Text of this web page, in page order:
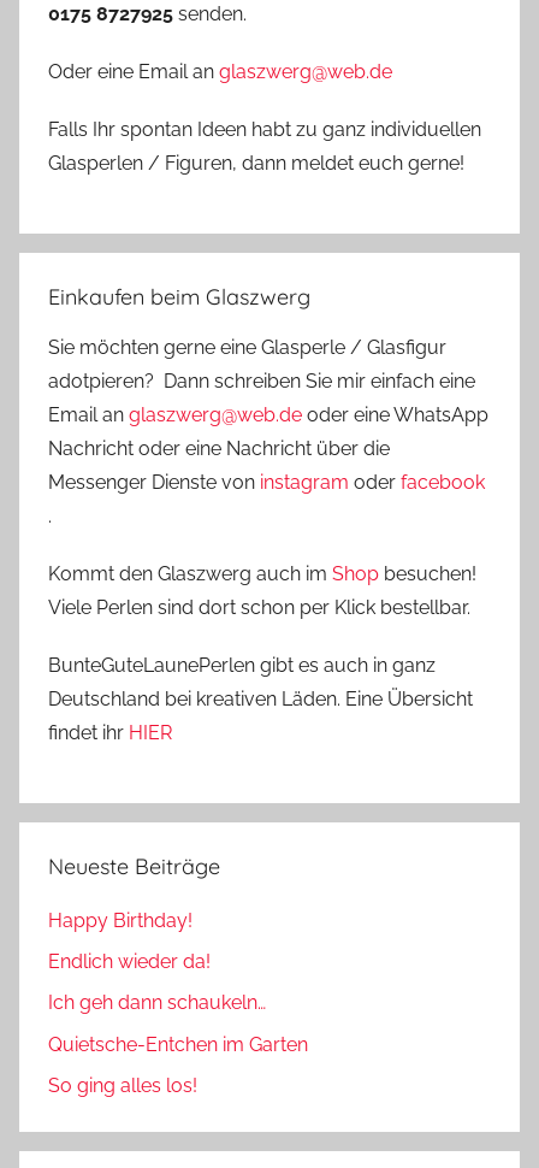
0175 8727925 senden.
Oder eine Email an glaszwerg@web.de
Falls Ihr spontan Ideen habt zu ganz individuellen
Glasperlen / Figuren, dann meldet euch gerne!
Einkaufen beim Glaszwerg
Sie möchten gerne eine Glasperle / Glasfigur
adotpieren? Dann schreiben Sie mir einfach eine
Email an glaszwerg@web.de oder eine WhatsApp
Nachricht oder eine Nachricht über die
Messenger Dienste von instagram oder facebook
.
Kommt den Glaszwerg auch im Shop besuchen!
Viele Perlen sind dort schon per Klick bestellbar.
BunteGuteLaunePerlen gibt es auch in ganz
Deutschland bei kreativen Läden. Eine Übersicht
findet ihr HIER
Neueste Beiträge
Happy Birthday!
Endlich wieder da!
Ich geh dann schaukeln…
Quietsche-Entchen im Garten
So ging alles los!